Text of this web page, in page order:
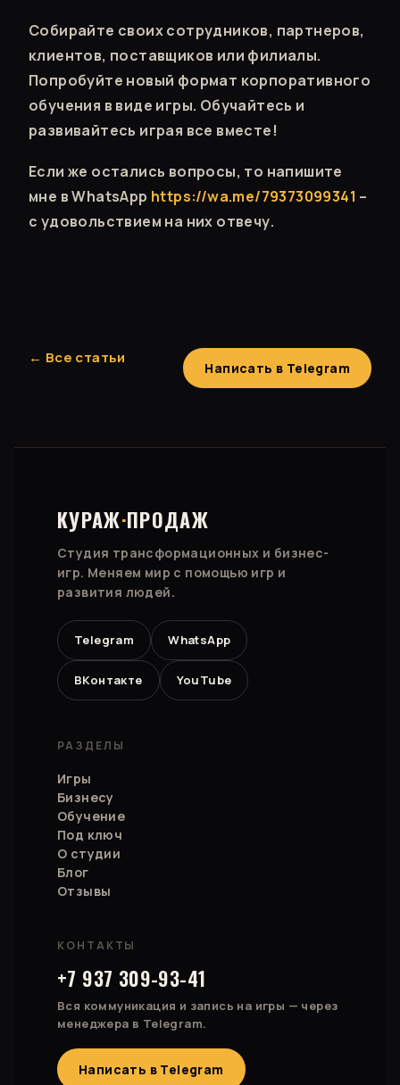
Собирайте своих сотрудников, партнеров,
клиентов, поставщиков или филиалы.
Попробуйте новый формат корпоративного
обучения в виде игры. Обучайтесь и
развивайтесь играя все вместе!
Если же остались вопросы, то напишите
мне в WhatsApp https://wa.me/79373099341 –
с удовольствием на них отвечу.
← Все статьи
Написать в Telegram
КУРАЖ·ПРОДАЖ
Студия трансформационных и бизнес-
игр. Меняем мир с помощью игр и
развития людей.
Telegram WhatsApp
ВКонтакте YouTube
РАЗДЕЛЫ
Игры
Бизнесу
Обучение
Под ключ
О студии
Блог
Отзывы
КОНТАКТЫ
+7 937 309-93-41
Вся коммуникация и запись на игры — через
менеджера в Telegram.
Написать в Telegram